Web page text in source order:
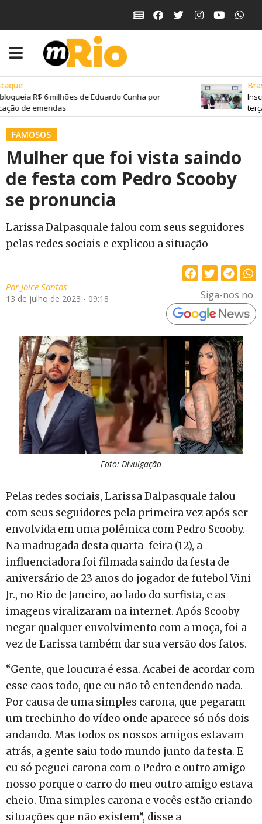
R$ 6 milhões de Eduardo Cunha por
de emendas
FAMOSOS
Mulher que foi vista saindo
de festa com Pedro Scooby
se pronuncia
Larissa Dalpasquale falou com seus seguidores
pelas redes sociais e explicou a situação
PorJoice Santos
13 de julho de 2023 - 09:18 Siga-nos no
Foto: Divulgação
Pelas redes sociais, Larissa Dalpasquale falou
com seus seguidores pela primeira vez após ser
envolvida em uma polêmica com Pedro Scooby.
Na madrugada desta quarta-feira (12), a
influenciadora foi filmada saindo da festa de
aniversário de 23 anos do jogador de futebol Vini
Jr., no Rio de Janeiro, ao lado do surfista, e as
imagens viralizaram na internet. Após Scooby
negar qualquer envolvimento com a moça, foi a
vez de Larissa também dar sua versão dos fatos.
“Gente, que loucura é essa. Acabei de acordar com
esse caos todo, que eu não tô entendendo nada.
Por causa de uma simples carona, que pegaram
um trechinho do vídeo onde aparece só nós dois
andando. Mas todos os nossos amigos estavam
atrás, a gente saiu todo mundo junto da festa. E
eu só peguei carona com o Pedro e outro amigo
nosso porque o carro do meu outro amigo estava
cheio. Uma simples carona e vocês estão criando
situações que não existem”, disse a